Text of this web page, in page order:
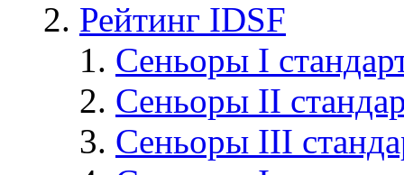
Рейтинг IDSF
Сеньоры I
Сеньоры II
Сеньоры III